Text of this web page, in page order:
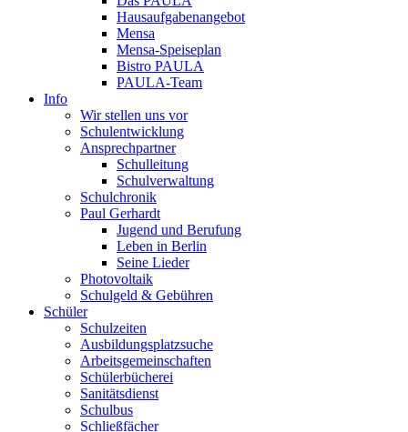
Hausaufgabenangebot
Mensa
Mensa-Speiseplan
Bistro PAULA
PAULA-Team
Info
Wir stellen uns vor
Schulentwicklung
Ansprechpartner
Schulleitung
Schulverwaltung
Schulchronik
Paul Gerhardt
Jugend und Berufung
Leben in Berlin
Seine Lieder
Photovoltaik
Schulgeld & Gebühren
Schüler
Schulzeiten
Ausbildungsplatzsuche
Arbeitsgemeinschaften
Schülerbücherei
Sanitätsdienst
Schulbus
Schließfächer